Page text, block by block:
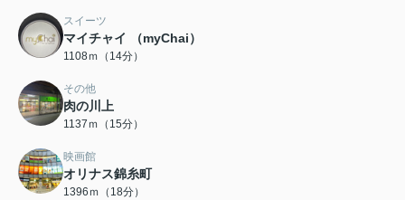
スイーツ
マイチャイ （myChai）
1108ｍ（14分）
その他
肉の川上
1137ｍ（15分）
映画館
オリナス錦糸町
1396ｍ（18分）